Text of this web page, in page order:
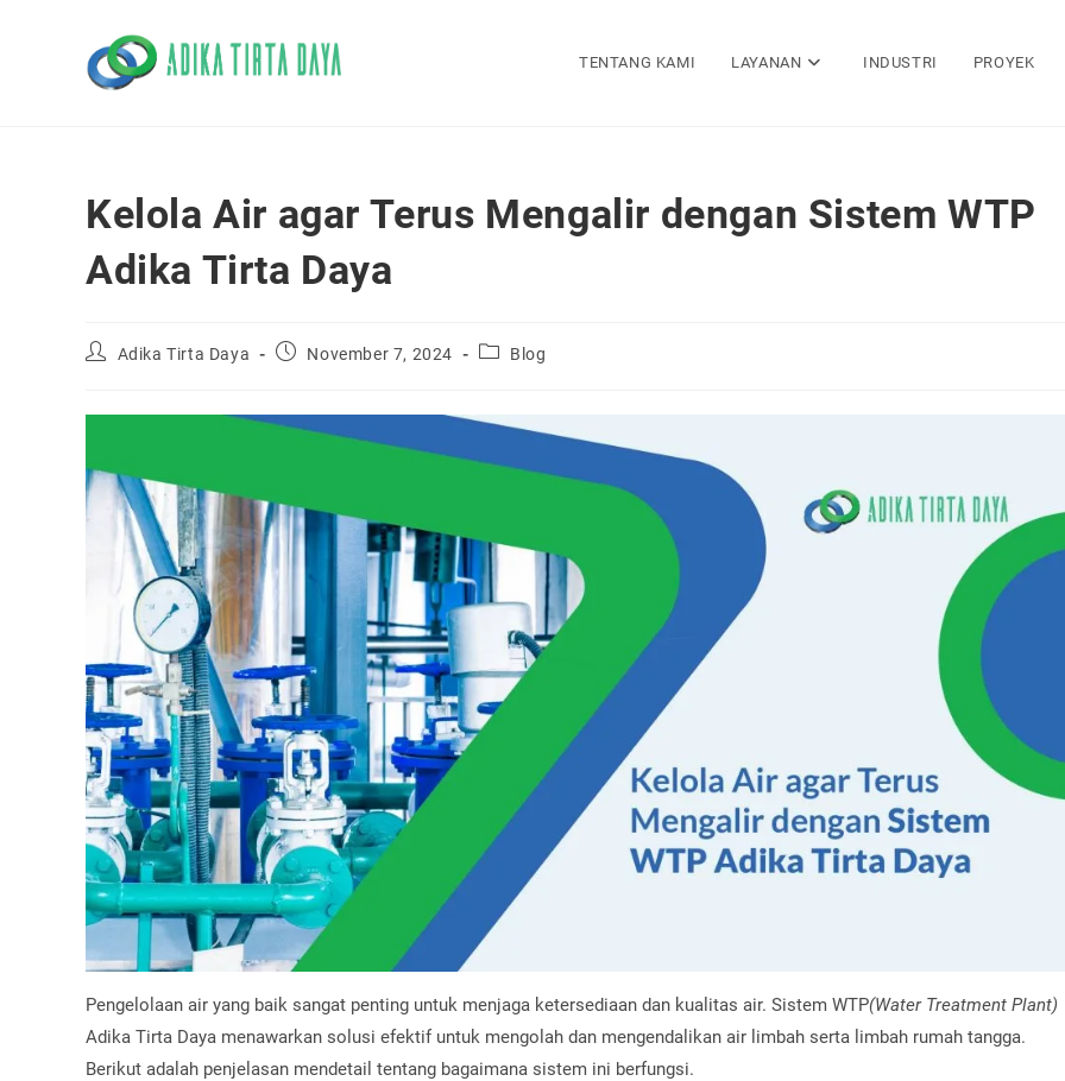
TENTANG KAMI LAYANAN INDUSTRI PROYEK
Kelola Air agar Terus Mengalir dengan Sistem WTP
Adika Tirta Daya
PostAdika Tirta Daya
PostNovember 7, 2024
PostBlog
Pengelolaan air yang baik sangat penting untuk menjaga ketersediaan dan kualitas air. Sistem WTP(Water Treatment Plant)
Adika Tirta Daya menawarkan solusi efektif untuk mengolah dan mengendalikan air limbah serta limbah rumah tangga.
Berikut adalah penjelasan mendetail tentang bagaimana sistem ini berfungsi.